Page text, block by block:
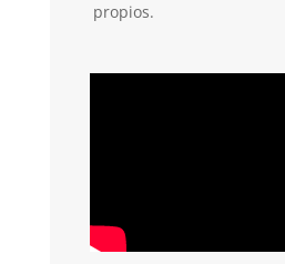
propios.